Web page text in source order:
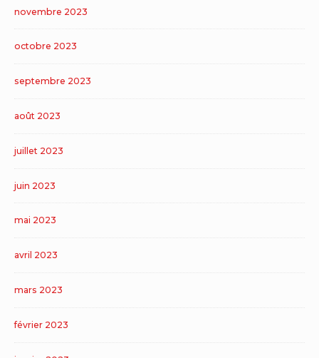
novembre 2023
octobre 2023
septembre 2023
août 2023
juillet 2023
juin 2023
mai 2023
avril 2023
mars 2023
février 2023